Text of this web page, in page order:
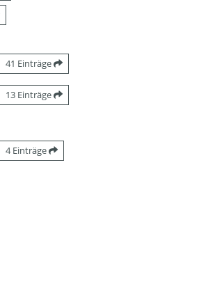
41 Einträge
13 Einträge
4 Einträge